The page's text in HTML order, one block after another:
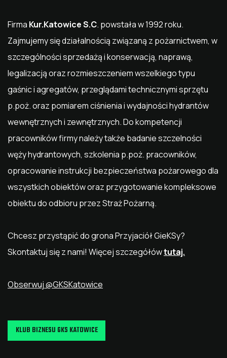
Firma Kur.Katowice S.C. powstała w 1992 roku.
Zajmujemy się działalnością związaną z pożarnictwem, w
szczególności sprzedażą i konserwacją, naprawą,
legalizacją oraz rozmieszczeniem wszelkiego typu
gaśnic i agregatów, przeglądami technicznymi sprzętu
p.poż. oraz pomiarem ciśnienia i wydajności hydrantów
wewnętrznych i zewnętrznych. Do kompetencji
pracowników firmy należy także badanie szczelności
węży hydrantowych, szkolenia p.poż. pracowników,
opracowanie instrukcji bezpieczeństwa pożarowego dla
wszystkich obiektów oraz przygotowanie kompleksowe
obiektu do odbioru przez Straż Pożarną.
Chcesz przystąpić do grona Przyjaciół GieKSy?
Skontaktuj się z nami! Więcej szczegółówtutaj.
Obserwuj @GKSKatowice
KLUB BIZNESU GKS KATOWICE